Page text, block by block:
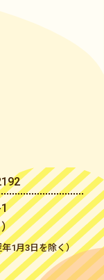
1月3日を除く）